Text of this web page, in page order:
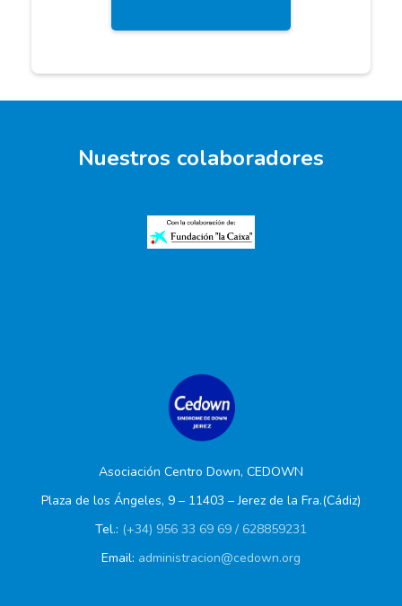
Nuestros colaboradores
Asociación Centro Down, CEDOWN
Plaza de los Ángeles, 9 – 11403 – Jerez de la Fra.(Cádiz)
Tel.: (+34) 956 33 69 69 / 628859231
Email: administracion@cedown.org